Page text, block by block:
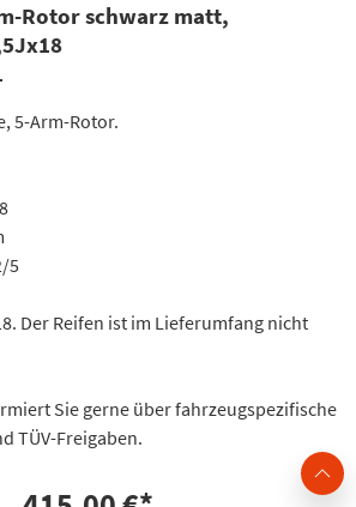
Rotor schwarz matt,
5-Arm-Rotor.
5
Der Reifen ist im Lieferumfang nicht
Sie gerne über fahrzeugspezifische
TÜV-Freigaben.